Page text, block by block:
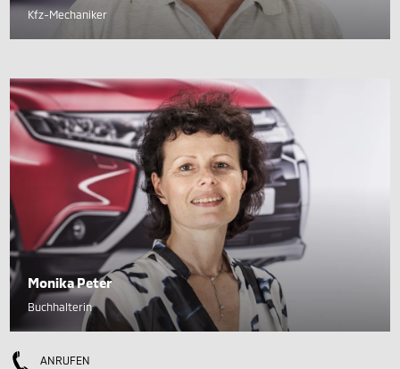
Kfz-Mechaniker
Monika Peter
Buchhalterin
ANRUFEN